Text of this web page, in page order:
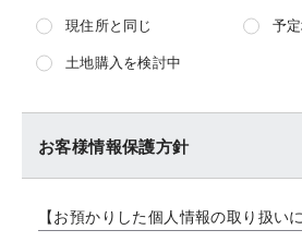
現住所と同じ 予
土地購入を検討中
お客様情報保護方針
【お預かりした個人情報の取り扱い